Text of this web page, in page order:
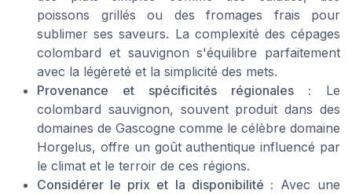
poissons grillés ou des fromages frais pour
sublimer ses saveurs. La complexité des cépages
colombard et sauvignon s'équilibre parfaitement
avec la légèreté et la simplicité des mets.
Provenance et spécificités régionales : Le
colombard sauvignon, souvent produit dans des
domaines de Gascogne comme le célèbre domaine
Horgelus, offre un goût authentique influencé par
le climat et le terroir de ces régions.
Considérer le prix et la disponibilité : Avec une